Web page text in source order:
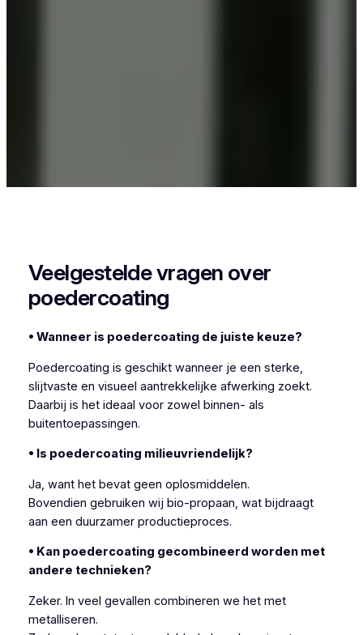
Veelgestelde vragen over
poedercoating
• Wanneer is poedercoating de juiste keuze?
Poedercoating is geschikt wanneer je een sterke,
slijtvaste en visueel aantrekkelijke afwerking zoekt.
Daarbij is het ideaal voor zowel binnen- als
buitentoepassingen.
• Is poedercoating milieuvriendelijk?
Ja, want het bevat geen oplosmiddelen.
Bovendien gebruiken wij bio-propaan, wat bijdraagt
aan een duurzamer productieproces.
• Kan poedercoating gecombineerd worden met
andere technieken?
Zeker. In veel gevallen combineren we het met
metalliseren.